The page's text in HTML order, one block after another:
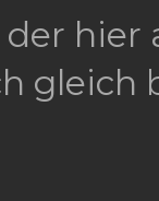
gleich